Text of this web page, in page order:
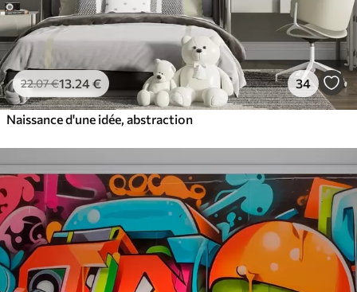
22.07€13 .24€ 34
Naissance d'une idée, abstraction